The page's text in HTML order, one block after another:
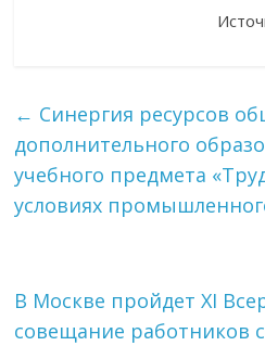
← Синергия ресурсов
дополнительного
учебного предмета
условиях
В Москве пройдет ХI
совещание работников